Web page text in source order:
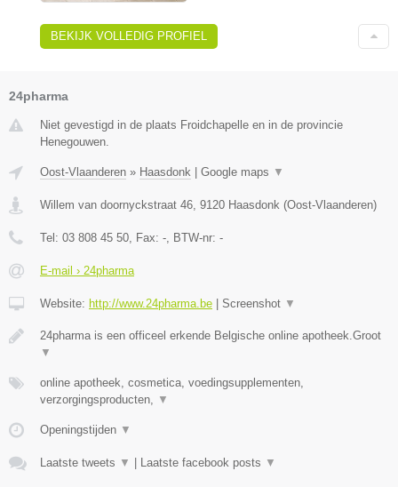
BEKIJK VOLLEDIG PROFIEL
24pharma
Niet gevestigd in de plaats Froidchapelle en in de provincie
Henegouwen.
Oost-Vlaanderen » Haasdonk Google maps ▼
Willem van doornyckstraat 46 9120 Haasdonk (Oost-Vlaanderen)
Tel: 03 808 45 50 , Fax: - , BTW-nr: -
E-mail › 24pharma
Website: http://www.24pharma.be Screenshot ▼
24pharma is een officeel erkende Belgische online apotheek.Groot
▼
online apotheek, cosmetica, voedingsupplementen,
verzorgingsproducten,
▼
Openingstijden ▼
Laatste tweets ▼ Laatste facebook posts ▼